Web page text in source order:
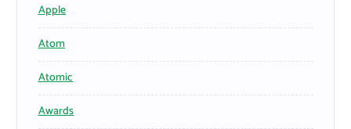
Apple
Atom
Atomic
Awards